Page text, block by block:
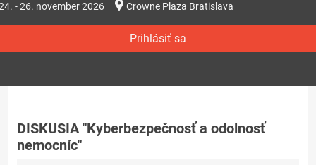
- 26. november 2026 Crowne Plaza Bratislava
Prihlásiť sa
DISKUSIA "Kyberbezpečnosť a odolnosť
nemocníc"